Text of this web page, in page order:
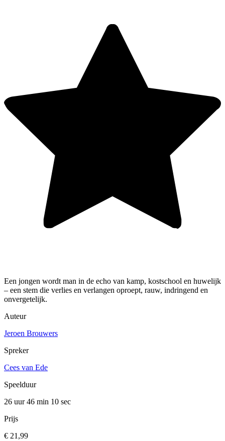
Een jongen wordt man in de echo van kamp, kostschool en huwelijk
– een stem die verlies en verlangen oproept, rauw, indringend en
onvergetelijk.
Auteur
Jeroen Brouwers
Spreker
Cees van Ede
Speelduur
26 uur 46 min 10 sec
Prijs
€ 21,99